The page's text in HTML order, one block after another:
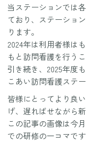
当ステーションでは
ており、ステーショ
ります。
2024年は利用者様は
もと訪問看護を行う
引き続き、2025年度
こあい訪問看護ステ
皆様にとってより良
げ、遅ればせながら
この記事の画像は今
での研修の一コマです